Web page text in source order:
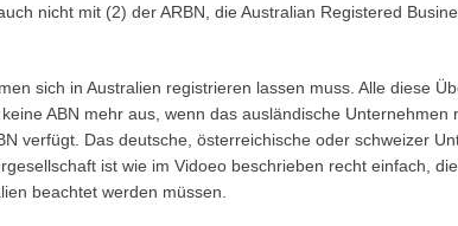
nicht mit (2) der ARBN, die Australian Registered
sich in Australien registrieren lassen muss. Alle diese
ABN mehr aus, wenn das ausländische
verfügt. Das deutsche, österreichische oder schweizer
ist wie im Vidoeo beschrieben recht einfach,
beachtet werden müssen.